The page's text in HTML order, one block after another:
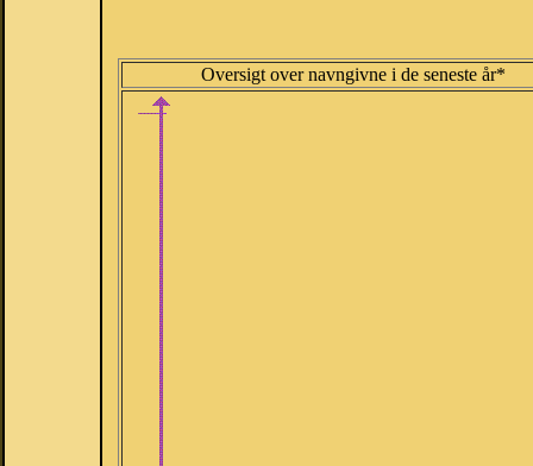
Oversigt over navngivne i de seneste år*